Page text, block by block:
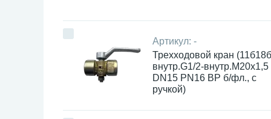
Артикул: -
Трехходовой кран
внутр.G1/2-внутр.М20х1,5
DN15 PN16 ВР б/фл., с
ручкой)